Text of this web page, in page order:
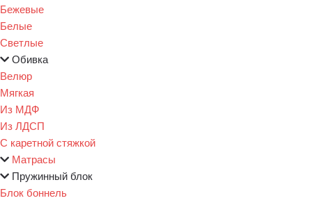
Бежевые
Белые
Светлые
Обивка
Велюр
Мягкая
Из МДФ
Из ЛДСП
С каретной стяжкой
Матрасы
Пружинный блок
Блок боннель